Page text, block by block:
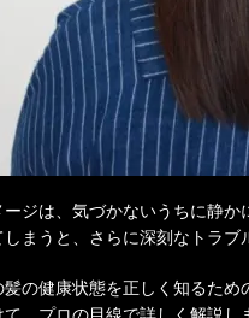
ジは、気づかないうちに静か
まうと、さらに深刻なトラ
の健康状態を正しく知るた